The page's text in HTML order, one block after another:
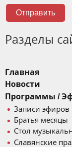
Отправить
Разделы
Главная
Новости
Программы /
Записи эфиров
Братья месяцы
Стол
Славянские